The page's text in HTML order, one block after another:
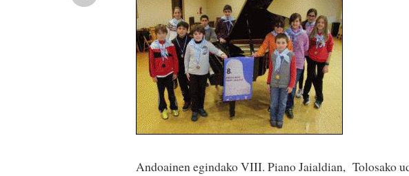
Andoainen egindako VIII. Piano Jaialdian, Tolosako